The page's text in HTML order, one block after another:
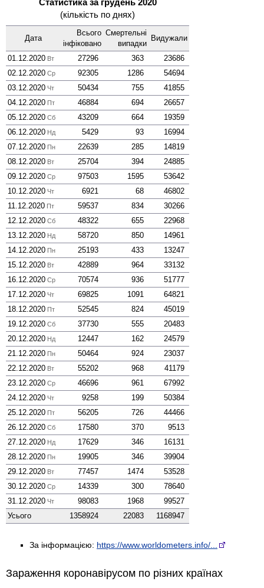
Статистика за грудень 2020
(кількість по днях)
Дата
Всього
інфі­ковано
Смер­тельні
випадки
Виду­жали
01.12.2020 Вт 27296 363
23686
02.12.2020 Ср 92305 1286
54694
03.12.2020 Чт 50434 755
41855
04.12.2020 Пт 46884 694
26657
05.12.2020 Сб 43209 664
19359
06.12.2020 Нд 5429 93
16994
07.12.2020 Пн 22639 285
14819
08.12.2020 Вт 25704 394
24885
09.12.2020 Ср 97503 1595
53642
10.12.2020 Чт 6921 68
46802
11.12.2020 Пт 59537 834
30266
12.12.2020 Сб 48322 655
22968
13.12.2020 Нд 58720 850
14961
14.12.2020 Пн 25193 433
13247
15.12.2020 Вт 42889 964
33132
16.12.2020 Ср 70574 936
51777
17.12.2020 Чт 69825 1091
64821
18.12.2020 Пт 52545 824
45019
19.12.2020 Сб 37730 555
20483
20.12.2020 Нд 12447 162
24579
21.12.2020 Пн 50464 924
23037
22.12.2020 Вт 55202 968
41179
23.12.2020 Ср 46696 961
67992
24.12.2020 Чт 9258 199
50384
25.12.2020 Пт 56205 726
44466
26.12.2020 Сб 17580 370
9513
27.12.2020 Нд 17629 346
16131
28.12.2020 Пн 19905 346
39904
29.12.2020 Вт 77457 1474
53528
30.12.2020 Ср 14339 300
78640
31.12.2020 Чт 98083 1968
99527
Усього
1358924 22083 1168947
За інформацією: https://www.worldometers.info/...
Зараження коронавірусом по різних країнах